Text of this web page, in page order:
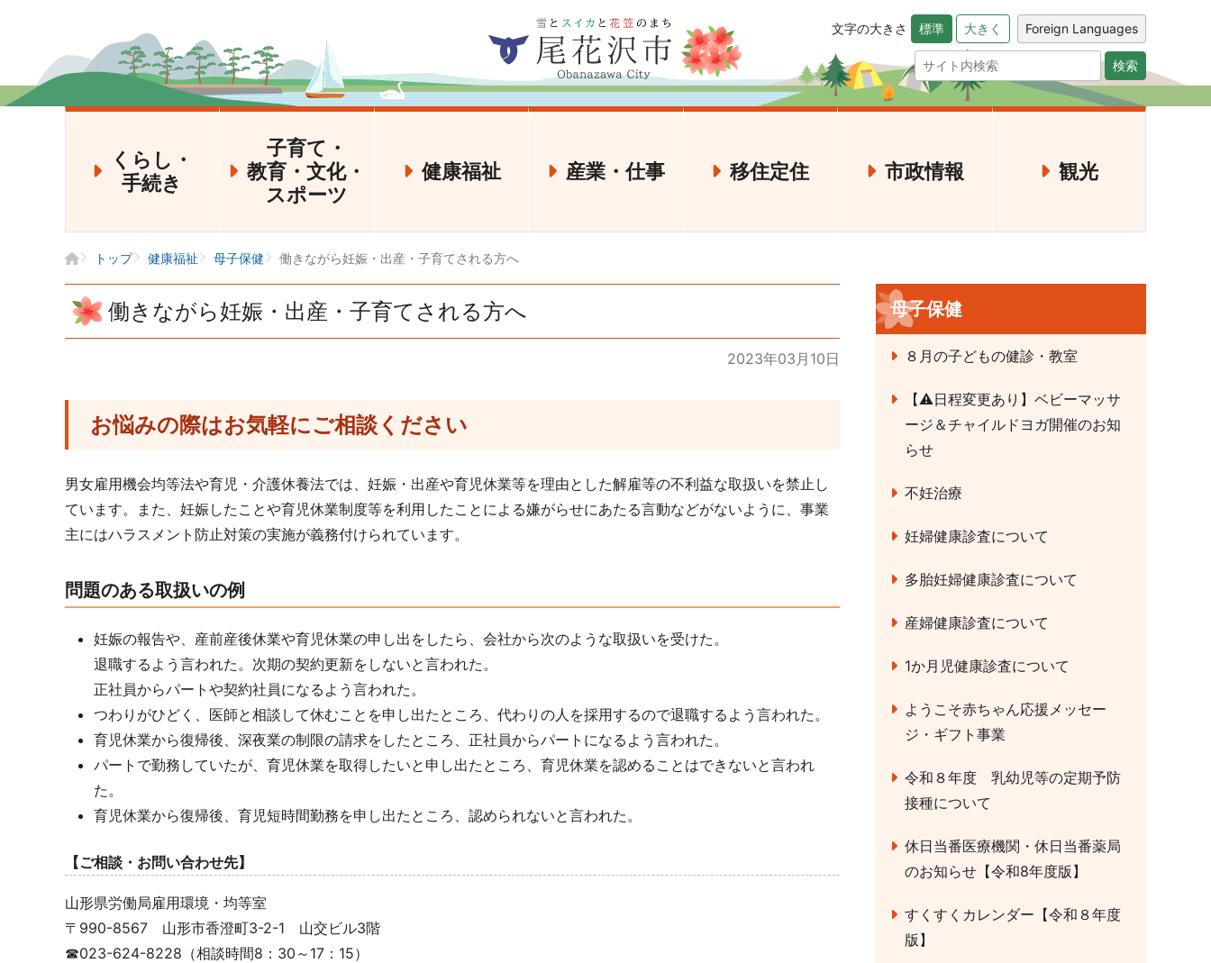
文字の大きさ 標準 大きく Foreign Languages
検索
くらし・
手続き
子育て・
教育・文化・
スポーツ
健康福祉 産業・仕事 移住定住 市政情報 観光
トップ 健康福祉 母子保健 働きながら妊娠・出産・子育てされる方へ
働きながら妊娠・出産・子育てされる方へ
2023年03月10日
お悩みの際はお気軽にご相談ください
男女雇用機会均等法や育児・介護休養法では、妊娠・出産や育児休業等を理由とした解雇等の不利益な取扱いを禁止し
ています。また、妊娠したことや育児休業制度等を利用したことによる嫌がらせにあたる言動などがないように、事業
主にはハラスメント防止対策の実施が義務付けられています。
問題のある取扱いの例
妊娠の報告や、産前産後休業や育児休業の申し出をしたら、会社から次のような取扱いを受けた。
退職するよう言われた。次期の契約更新をしないと言われた。
正社員からパートや契約社員になるよう言われた。
つわりがひどく、医師と相談して休むことを申し出たところ、代わりの人を採用するので退職するよう言われた。
育児休業から復帰後、深夜業の制限の請求をしたところ、正社員からパートになるよう言われた。
パートで勤務していたが、育児休業を取得したいと申し出たところ、育児休業を認めることはできないと言われ
た。
育児休業から復帰後、育児短時間勤務を申し出たところ、認められないと言われた。
【ご相談・お問い合わせ先】
山形県労働局雇用環境・均等室
〒990-8567 山形市香澄町3-2-1 山交ビル3階
☎023-624-8228（相談時間8：30～17：15）
母子保健
８月の子どもの健診・教室
【⚠日程変更あり】ベビーマッサ
ージ＆チャイルドヨガ開催のお知
らせ
不妊治療
妊婦健康診査について
多胎妊婦健康診査について
産婦健康診査について
1か月児健康診査について
ようこそ赤ちゃん応援メッセー
ジ・ギフト事業
令和８年度 乳幼児等の定期予防
接種について
休日当番医療機関・休日当番薬局
のお知らせ【令和8年度版】
すくすくカレンダー【令和８年度
版】